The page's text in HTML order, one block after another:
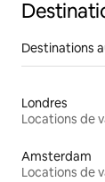
Destinations
Londres
Locations de
Amsterdam
Locations de